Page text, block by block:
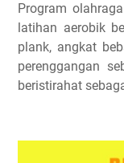
Program
latihan aerobik
plank, angkat
perenggangan
beristirahat